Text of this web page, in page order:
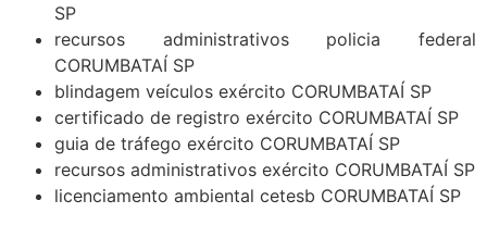
SP
recursos administrativos policia federal
CORUMBATAÍ SP
blindagem veículos exército CORUMBATAÍ SP
certificado de registro exército CORUMBATAÍ SP
guia de tráfego exército CORUMBATAÍ SP
recursos administrativos exército CORUMBATAÍ SP
licenciamento ambiental cetesb CORUMBATAÍ SP